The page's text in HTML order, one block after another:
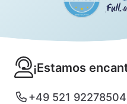
¡Estamos
+49 521 92278504